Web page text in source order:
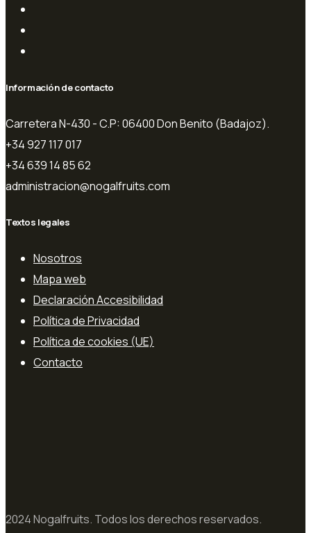
Información de contacto
Carretera N-430 - C.P: 06400 Don Benito (Badajoz).
+34 927 117 017
+34 639 14 85 62
administracion@nogalfruits.com
Textos legales
Nosotros
Mapa web
Declaración Accesibilidad
Política de Privacidad
Política de cookies (UE)
Contacto
2024 Nogalfruits. Todos los derechos reservados.